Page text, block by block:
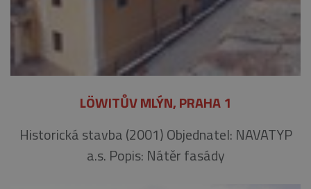
LÖWITŮV MLÝN, PRAHA 1
Historická stavba (2001) Objednatel: NAVATYP
a.s. Popis: Nátěr fasády